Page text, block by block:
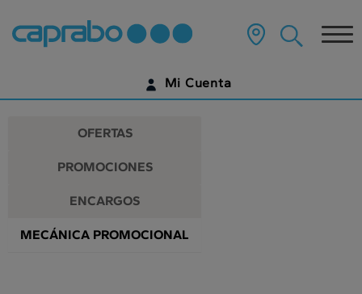
Promociones
y
descuentos
en
nuestros
supermercados
contenido
página
Mi Cuenta
¿AÚN NO TIENES UNA CUENTA DIGITAL?
OFERTAS
PROMOCIONES
ENCARGOS
MECÁNICA PROMOCIONAL